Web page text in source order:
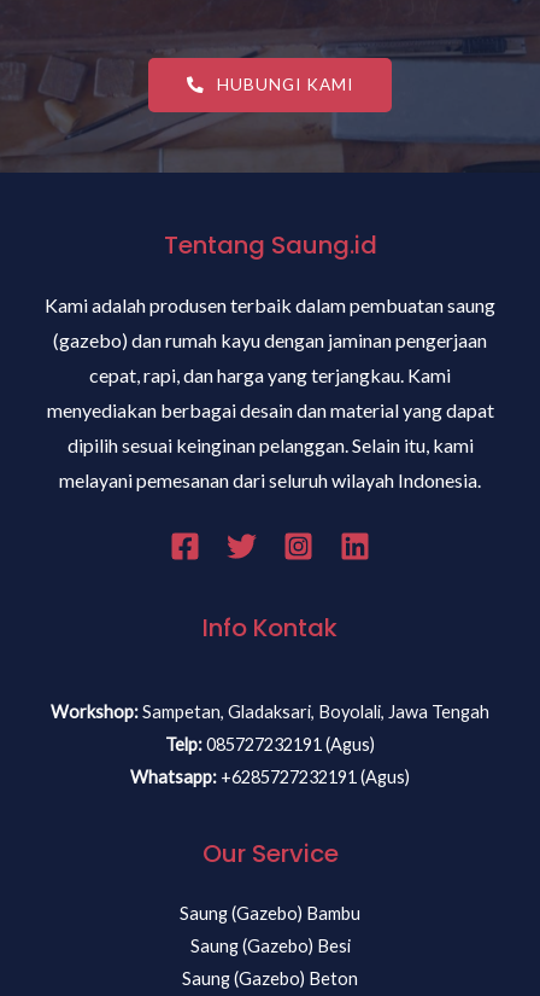
HUBUNGI KAMI
Tentang Saung.id
Kami adalah produsen terbaik dalam pembuatan saung
(gazebo) dan rumah kayu dengan jaminan pengerjaan
cepat, rapi, dan harga yang terjangkau. Kami
menyediakan berbagai desain dan material yang dapat
dipilih sesuai keinginan pelanggan. Selain itu, kami
melayani pemesanan dari seluruh wilayah Indonesia.
Info Kontak
Workshop:Sampetan, Gladaksari, Boyolali, Jawa Tengah
Telp:085727232191 (Agus)
Whatsapp: +6285727232191 (Agus)
Our Service
Saung (Gazebo) Bambu
Saung (Gazebo) Besi
Saung (Gazebo) Beton